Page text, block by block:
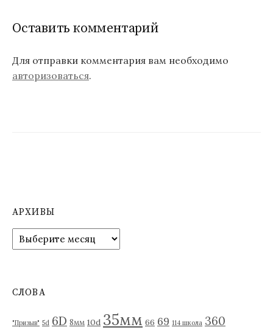
Оставить комментарий
Для отправки комментария вам необходимо
авторизоваться.
АРХИВЫ
р
в
СЛОВА
"Призыв" 5d 6D 8мм 10d 35мм 66 69 114 школа 360